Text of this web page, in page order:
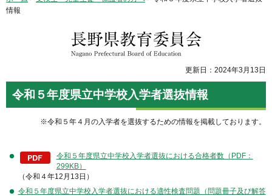
情報
長野県教育委員会
更新日：2024年3月13日
令和５年度県立中学校入学者選抜情報
※令和５年４月の入学者を選抜するための情報を掲載しております。
令和５年度県立中学校入学者選抜における合格者数（PDF：
299KB）
（令和４年12月13日）
令和５年度県立中学校入学者選抜における適性検査問題（問題冊子及び解答